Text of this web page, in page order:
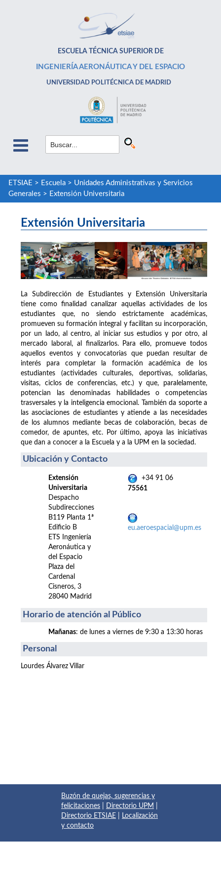
ESCUELA TÉCNICA SUPERIOR DE
INGENIERÍA AERONÁUTICA Y DEL ESPACIO
UNIVERSIDAD POLITÉCNICA DE MADRID
ETSIAE > Escuela> Unidades Administrativas y Servicios
Generales > Extensión Universitaria
Extensión Universitaria
La Subdirección de Estudiantes y Extensión Universitaria
tiene como finalidad canalizar aquellas actividades de los
estudiantes que, no siendo estrictamente académicas,
promueven su formación integral y facilitan su incorporación,
por un lado, al centro, al iniciar sus estudios y por otro, al
mercado laboral, al finalizarlos. Para ello, promueve todos
aquellos eventos y convocatorias que puedan resultar de
interés para completar la formación académica de los
estudiantes (actividades culturales, deportivas, solidarias,
visitas, ciclos de conferencias, etc.) y que, paralelamente,
potencian las denominadas habilidades o competencias
trasversales y la inteligencia emocional. También da soporte a
las asociaciones de estudiantes y atiende a las necesidades
de los alumnos mediante becas de colaboración, becas de
comedor, de apuntes, etc. Por último, apoya las iniciativas
que dan a conocer a la Escuela y a la UPM en la sociedad.
Ubicación y Contacto
Extensión
Universitaria
Despacho
Subdirecciones
B119 Planta 1ª
Edificio B
ETS Ingeniería
Aeronáutica y
del Espacio
Plaza del
Cardenal
Cisneros, 3
28040 Madrid
+34 91 06
75561
eu.aeroespacial@upm.es
Horario de atención al Público
Mañanas: de lunes a viernes de 9:30 a 13:30 horas
Personal
Lourdes Álvarez Villar
Buzón de quejas, sugerencias y
felicitaciones
Directorio UPM
Directorio ETSIAE
Localización
y contacto